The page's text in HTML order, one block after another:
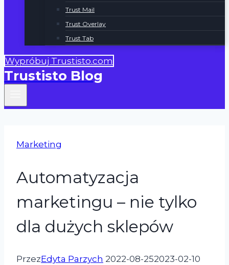
Trust Mail
Trust Overlay
Trust Tab
Wypróbuj Trustisto.com
Trustisto Blog
Marketing
Automatyzacja
marketingu – nie tylko
dla dużych sklepów
PrzezEdyta Parzych 2022-08-252023-02-10